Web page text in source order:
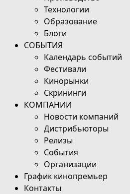
Технологии
Образование
Блоги
СОБЫТИЯ
Календарь событий
Фестивали
Кинорынки
Скрининги
КОМПАНИИ
Новости компаний
Дистрибьюторы
Релизы
События
Организации
График кинопремьер
Контакты